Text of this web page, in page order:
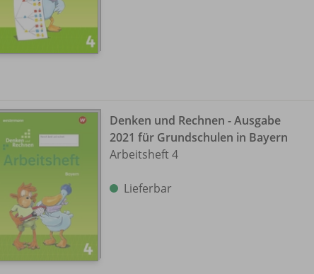
Denken und Rechnen - Ausgabe
2021 für Grundschulen in Bayern
Arbeitsheft 4
Lieferbar